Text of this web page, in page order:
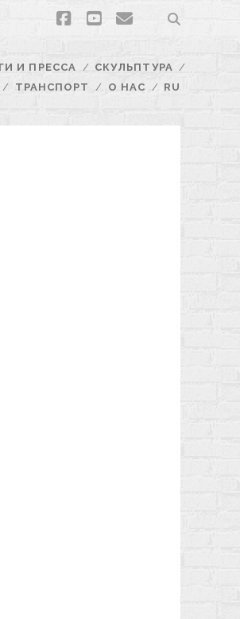
facebook
youtubeemail
И ПРЕССА
СКУЛЬПТУРА
ТРАНСПОРТ О НАС RU